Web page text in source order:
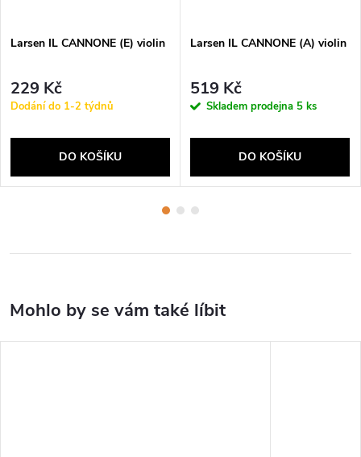
Larsen IL CANNONE (E) violin
229 Kč
Dodání do 1-2 týdnů
DO KOŠÍKU
Larsen IL CANNONE (A) violin
519 Kč
Skladem prodejna 5 ks
DO KOŠÍKU